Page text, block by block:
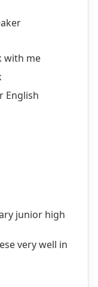
with me
English
junior high
very well in